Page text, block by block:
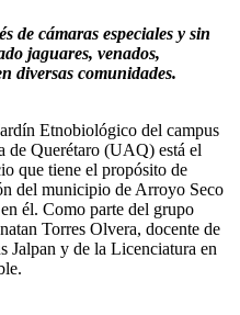
de cámaras especiales y sin
jaguares, venados,
diversas comunidades.
Etnobiológico del campus
de Querétaro (UAQ) está el
que tiene el propósito de
del municipio de Arroyo Seco
él. Como parte del grupo
Torres Olvera, docente de
Jalpan y de la Licenciatura en